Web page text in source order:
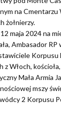
na
żołnierzy.
12 maja 2024 na
Ambasador RP
Korpusu
z Włoch,
Mała Armia
mszy
2 Korpusu